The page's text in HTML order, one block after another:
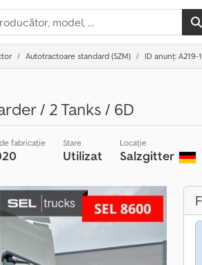
Autotractoare standard (SZM) ID anunț: A219-
/ 2 Tanks / 6D
fabricație Stare
Utilizat
Locație
Salzgitter